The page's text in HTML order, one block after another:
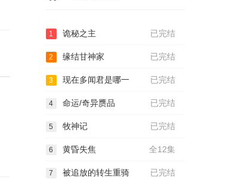
已完结
1 诡秘之主
已完结
2 缘结甘神家
已完结
3 现在多闻君是哪一
已完结
4 命运/奇异赝品
已完结
5 牧神记
全12集
6 黄昏失焦
已完结
7 被追放的转生重骑